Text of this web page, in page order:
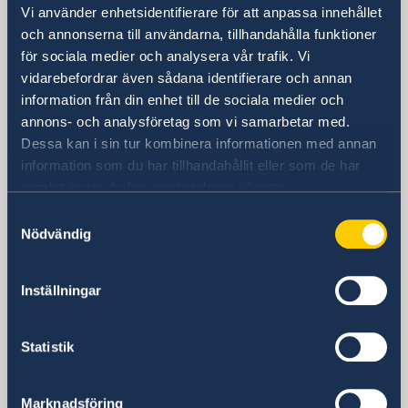
Vi använder enhetsidentifierare för att anpassa innehållet
och annonserna till användarna, tillhandahålla funktioner
för sociala medier och analysera vår trafik. Vi
vidarebefordrar även sådana identifierare och annan
information från din enhet till de sociala medier och
annons- och analysföretag som vi samarbetar med.
Dessa kan i sin tur kombinera informationen med annan
information som du har tillhandahållit eller som de har
Nödvändig
Inställningar
Statistik
Marknadsföring
Besöksadress
Rua Miguel Lupi 12-2°-Dto
1249-077 Lissabon
Postadress
Embaixada da Suécia
Rua Miguel Lupi 12-2°-Dto
1249-077 Lissabon
Portugal
+351 213 942 260
Allmänt
ambassaden.lissabon@gov.se
ambassaden.lissabon-pass@gov.se
ambassaden.lissabon-konsulart@gov.se